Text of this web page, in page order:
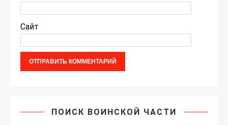
Сайт
ПОИСК ВОИНСКОЙ ЧАСТИ